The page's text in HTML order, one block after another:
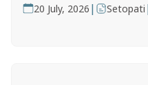
20 July, 2026 | Setopati